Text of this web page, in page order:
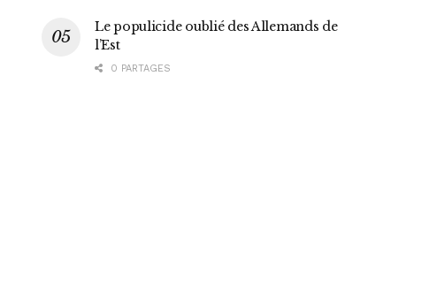
Le populicide oublié des Allemands de
l’Est
0 PARTAGES